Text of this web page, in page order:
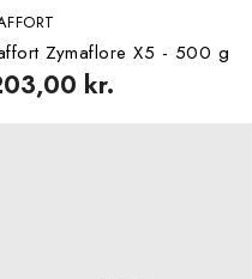
Zymaflore X5 - 500 g
kr.